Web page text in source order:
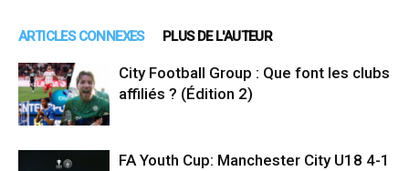
ARTICLES CONNEXES PLUS DE L'AUTEUR
City Football Group : Que font les clubs
affiliés ? (Édition 2)
FA Youth Cup: Manchester City U18 4-1